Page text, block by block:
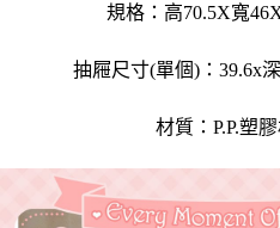
規格： 高70.5X寬
抽屜尺寸(單個)： 39.6x
材質：P.P.塑